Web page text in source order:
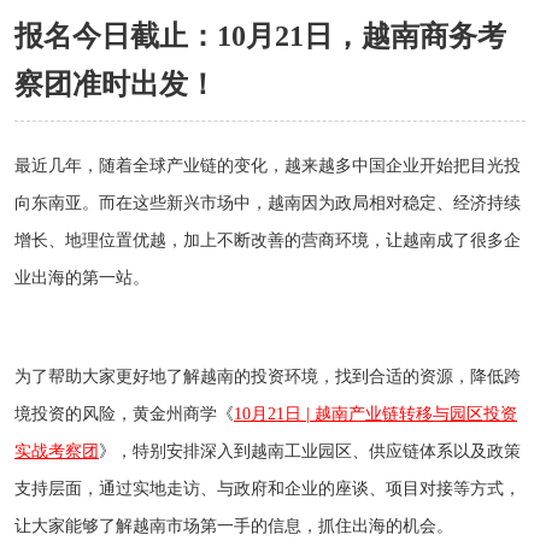
报名今日截止：10月21日，越南商务考
察团准时出发！
最近几年，随着全球产业链的变化，越来越多中国企业开始把目光投
向东南亚。而在这些新兴市场中，越南因为政局相对稳定、经济持续
增长、地理位置优越，加上不断改善的营商环境，让越南成了很多企
业出海的第一站。
为了帮助大家更好地了解越南的投资环境，找到合适的资源，降低跨
境投资的风险，黄金州商学《10月21日 | 越南产业链转移与园区投资
实战考察 团 》，特别安排深入到越南工业园区、供应链体系以及政策
支持层面，通过实地走访、与政府和企业的座谈、项目对接等方式，
让大家能够了解越南市场第一手的信息，抓住出海的机会。